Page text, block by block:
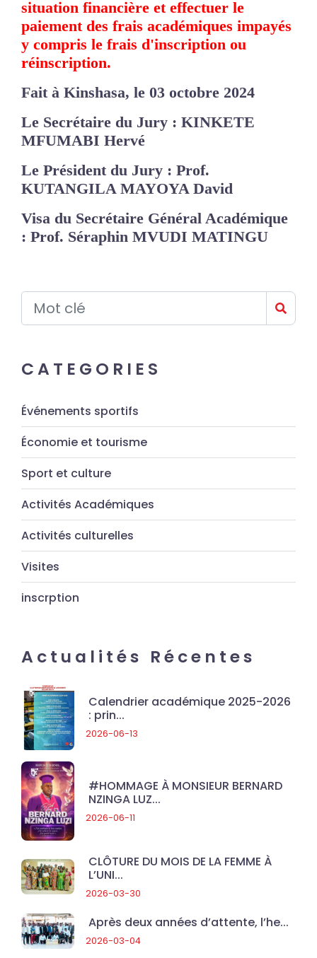
situation financière et effectuer le
paiement des frais académiques impayés
y compris le frais d'inscription ou
réinscription.
Fait à Kinshasa, le 03 octobre 2024
Le Secrétaire du Jury : KINKETE
MFUMABI Hervé
Le Président du Jury : Prof.
KUTANGILA MAYOYA David
Visa du Secrétaire Général Académique
: Prof. Séraphin MVUDI MATINGU
CATEGORIES
Événements sportifs
Économie et tourisme
Sport et culture
Activités Académiques
Activités culturelles
Visites
inscrption
Actualités Récentes
Calendrier académique 2025-2026
: prin...
2026-06-13
#HOMMAGE À MONSIEUR BERNARD
NZINGA LUZ...
2026-06-11
CLÔTURE DU MOIS DE LA FEMME À
L’UNI...
2026-03-30
Après deux années d’attente, l’he...
2026-03-04